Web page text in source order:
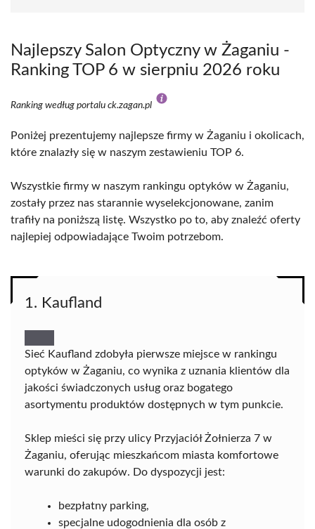
Najlepszy Salon Optyczny w Żaganiu -
Ranking TOP 6 w sierpniu 2026 roku
Ranking według portalu ck.zagan.pl
Poniżej prezentujemy najlepsze firmy w Żaganiu i okolicach,
które znalazły się w naszym zestawieniu TOP 6.
Wszystkie firmy w naszym rankingu optyków w Żaganiu,
zostały przez nas starannie wyselekcjonowane, zanim
trafiły na poniższą listę. Wszystko po to, aby znaleźć oferty
najlepiej odpowiadające Twoim potrzebom.
1. Kaufland
Sieć Kaufland zdobyła pierwsze miejsce w rankingu
optyków w Żaganiu, co wynika z uznania klientów dla
jakości świadczonych usług oraz bogatego
asortymentu produktów dostępnych w tym punkcie.
Sklep mieści się przy ulicy Przyjaciół Żołnierza 7 w
Żaganiu, oferując mieszkańcom miasta komfortowe
warunki do zakupów. Do dyspozycji jest:
bezpłatny parking,
specjalne udogodnienia dla osób z